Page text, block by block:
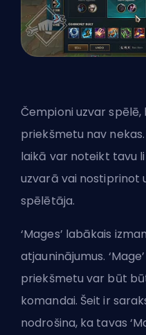
Čempioni uzvar
priekšmetu nav
laikā var noteikt tavu
uzvarā vai nostiprinot
spēlētāja.
‘Mages’ labākais
atjauninājumus.
priekšmetu var būt
komandai. Šeit ir
nodrošina, ka tavas